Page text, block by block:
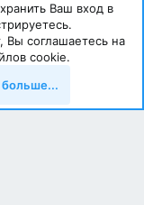
XenForo Ltd.
Ваш вход в
Вы соглашаетесь на
cookie.
больше...